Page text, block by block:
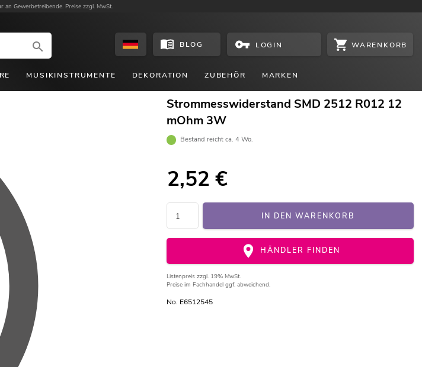
an Gewerbetreibende. Preise zzgl. MwSt.
BLOG LOGIN WARENKORB
MUSIKINSTRUMENTE DEKORATION ZUBEHÖR MARKEN
Strommesswiderstand SMD 2512 R012 12
mOhm 3W
Bestand reicht ca. 4 Wo.
2,52 €
IN DEN WARENKORB
HÄNDLER FINDEN
Listenpreis zzgl. 19% MwSt.
Preise im Fachhandel ggf. abweichend.
No. E6512545